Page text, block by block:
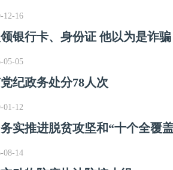
12-16
银行卡、身份证 他以为是诈骗
05-05
纪政务处分78人次
01-12
实推进脱贫攻坚和“十个全覆
08-14